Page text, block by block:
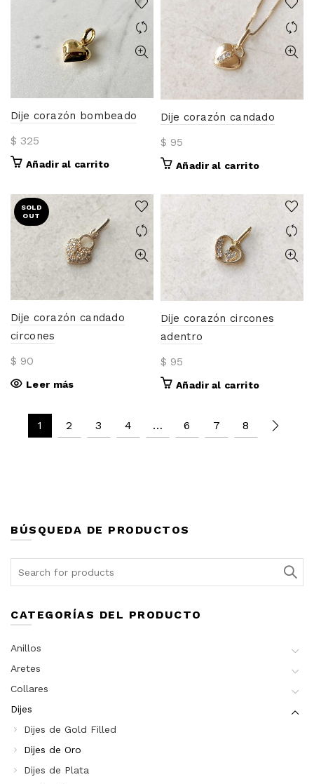
hasta
$ 85
múltiples
variantes.
opciones
elegir
página
Dije corazón bombeado
$ 325
Añadir al carrito
Dije corazón candado
$ 95
Añadir al carrito
SOLD
OUT
Dije corazón candado
circones
$ 90
Leer más
Dije corazón circones
adentro
$ 95
Añadir al carrito
1 2 3 4 … 6 7 8
BÚSQUEDA DE PRODUCTOS
CATEGORÍAS DEL PRODUCTO
Anillos
Aretes
Collares
Dijes
Dijes de Gold Filled
Dijes de Oro
Dijes de Plata